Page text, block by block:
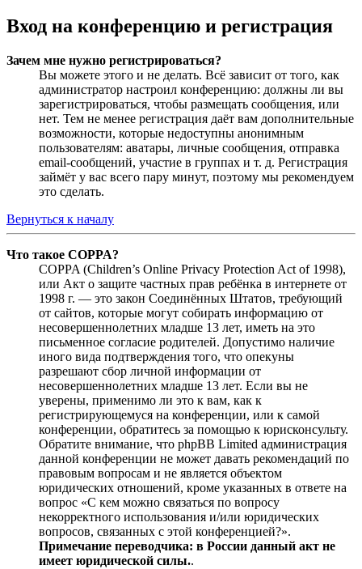
Вход на конференцию и регистрация
Зачем мне нужно регистрироваться?
Вы можете этого и не делать. Всё зависит от того, как
администратор настроил конференцию: должны ли вы
зарегистрироваться, чтобы размещать сообщения, или
нет. Тем не менее регистрация даёт вам дополнительные
возможности, которые недоступны анонимным
пользователям: аватары, личные сообщения, отправка
email-сообщений, участие в группах и т. д. Регистрация
займёт у вас всего пару минут, поэтому мы рекомендуем
это сделать.
Вернуться к началу
Что такое COPPA?
COPPA (Children’s Online Privacy Protection Act of 1998),
или Акт о защите частных прав ребёнка в интернете от
1998 г. — это закон Соединённых Штатов, требующий
от сайтов, которые могут собирать информацию от
несовершеннолетних младше 13 лет, иметь на это
письменное согласие родителей. Допустимо наличие
иного вида подтверждения того, что опекуны
разрешают сбор личной информации от
несовершеннолетних младше 13 лет. Если вы не
уверены, применимо ли это к вам, как к
регистрирующемуся на конференции, или к самой
конференции, обратитесь за помощью к юрисконсульту.
Обратите внимание, что phpBB Limited администрация
данной конференции не может давать рекомендаций по
правовым вопросам и не является объектом
юридических отношений, кроме указанных в ответе на
вопрос «С кем можно связаться по вопросу
некорректного использования и/или юридических
вопросов, связанных с этой конференцией?».
Примечание переводчика: в России данный акт не
имеет юридической силы..